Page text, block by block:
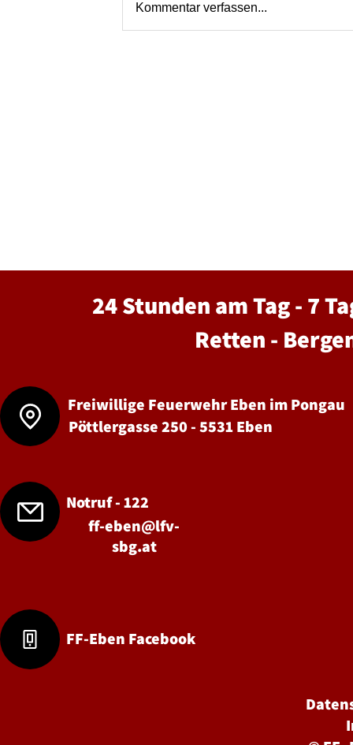
Kommentar verfassen...
24 Stunden am Tag - 7
Retten -
Freiwillige Feuerwehr Eben im Pongau
Pöttlergasse 250 - 5531 Eben
Notruf - 122
ff-eben@lfv-
sbg.at
FF-Eben Facebook